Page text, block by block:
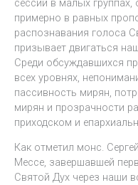
сессий в малых
примерно в равных
распознавания голоса
призывает двигаться
Среди обсуждавшихся
всех уровнях,
пассивность мирян,
мирян и прозрачности
приходском и
Как отметил монс.
Мессе, завершавшей
Святой Дух через наши